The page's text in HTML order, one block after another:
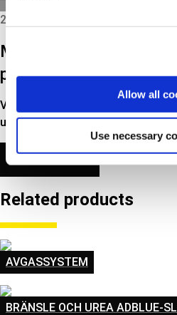
Allow all
Use necessary
2022
Motor- och växellåds
produktgrupp hos
Vi introducerar nu ett program
upphängning, som hittills
Related products
AVGASSYSTEM
BRÄNSLE OCH UREA ADBLUE-